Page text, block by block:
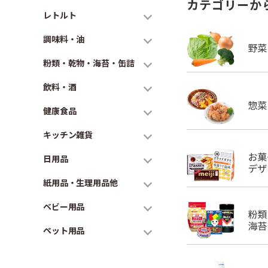
レトルト
調味料・油
粉類・乾物・海苔・缶詰
飲料・酒
健康食品
キッチン雑貨
日用品
紙用品・生理用品他
ベビー用品
ペット用品
カテゴリーか